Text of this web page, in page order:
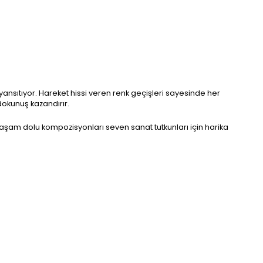
Hareket hissi veren renk geçişleri sayesinde her
kazandırır.
dolu kompozisyonları seven sanat tutkunları için harika